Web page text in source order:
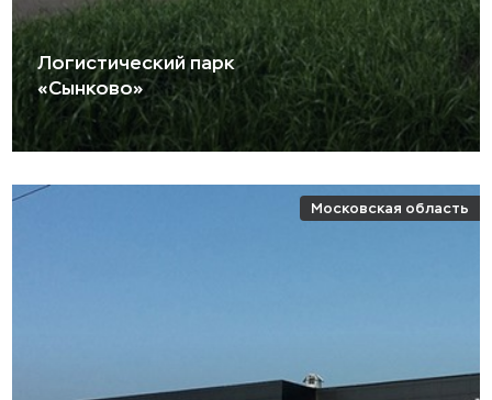
Логистический парк
«Сынково»
Московская область